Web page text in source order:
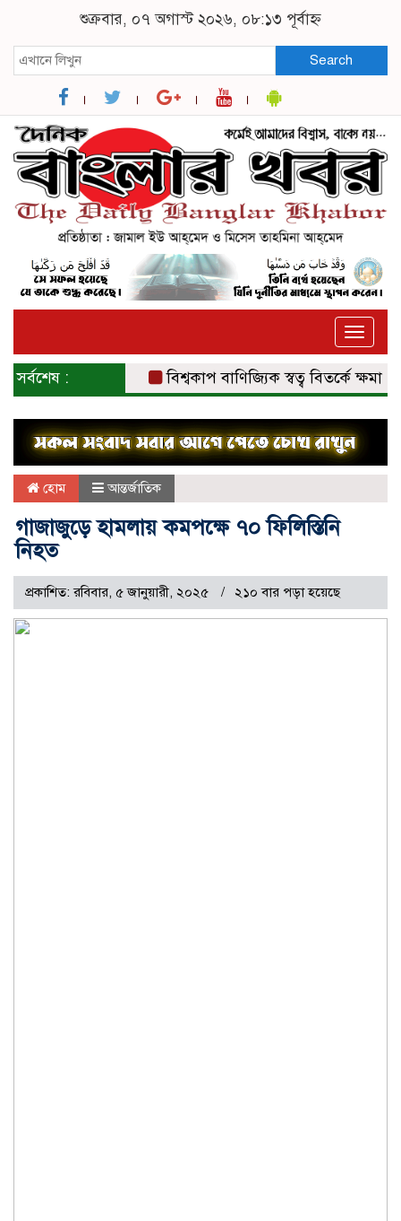
শুক্রবার, ০৭ অগাস্ট ২০২৬, ০৮:১৩ পূর্বাহ্ন
Search
Toggle
সর্বশেষ : বিশ্বকাপ বাণিজ্যিক স্বত্ব বিতর্কে ক্ষমা চাইল
হোম আন্তর্জাতিক
গাজাজুড়ে হামলায় কমপক্ষে ৭০ ফিলিস্তিনি
নিহত
প্রকাশিত: রবিবার, ৫ জানুয়ারী, ২০২৫ ২১০ বার পড়া হয়েছে